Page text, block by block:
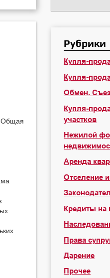
Общая
Рубрики
Купля-
Купля-
Обмен.
Купля-
участков
Нежилой
Аренда
Отселение
Кредиты на
Права
Дарение
Прочее